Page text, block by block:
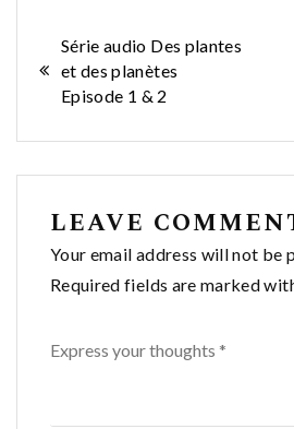
Navigation
de
l’article
Série audio Des plantes
et des planètes
Episode 1 & 2
LEAVE
Your email address will not be
Required fields are marked